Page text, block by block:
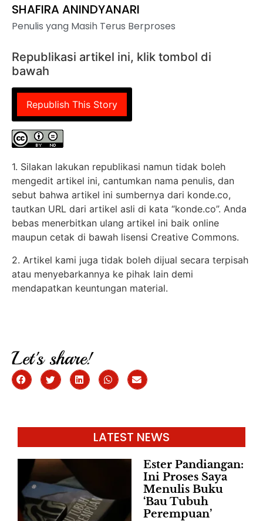
SHAFIRA ANINDYANARI
Penulis yang Masih Terus Berproses
Republikasi artikel ini, klik tombol di
bawah
Republish This Story
1. Silakan lakukan republikasi namun tidak boleh
mengedit artikel ini, cantumkan nama penulis, dan
sebut bahwa artikel ini sumbernya dari konde.co,
tautkan URL dari artikel asli di kata “konde.co”. Anda
bebas menerbitkan ulang artikel ini baik online
maupun cetak di bawah lisensi Creative Commons.
2. Artikel kami juga tidak boleh dijual secara terpisah
atau menyebarkannya ke pihak lain demi
mendapatkan keuntungan material.
Let's share!
LATEST NEWS
Ester Pandiangan:
Ini Proses Saya
Menulis Buku
‘Bau Tubuh
Perempuan’